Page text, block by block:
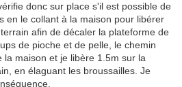
donc sur place s'il est possible de
en le collant à la maison pour libérer
afin de décaler la plateforme de
de pioche et de pelle, le chemin
la maison et je libère 1.5m sur la
en élaguant les broussailles. Je